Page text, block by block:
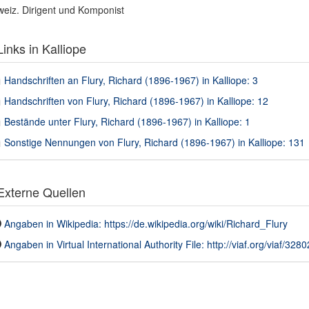
Dirigent und Komponist
in Kalliope
Handschriften an Flury, Richard (1896-1967) in Kalliope: 3
Handschriften von Flury, Richard (1896-1967) in Kalliope: 12
Bestände unter Flury, Richard (1896-1967) in Kalliope: 1
Sonstige Nennungen von Flury, Richard (1896-1967) in Kalliope: 131
Quellen
Angaben in Wikipedia: https://de.wikipedia.org/wiki/Richard_Flury
Angaben in Virtual International Authority File: http://viaf.org/viaf/